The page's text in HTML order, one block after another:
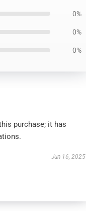
0%
0%
0%
purchase; it has
Jun 16, 2025